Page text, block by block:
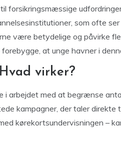
forsikringsmæssige
som ofte
være betydelige og påvirke
at unge havner i
virker?
i arbejdet med at begrænse
kampagner, der taler direkte
kørekortsundervisningen –